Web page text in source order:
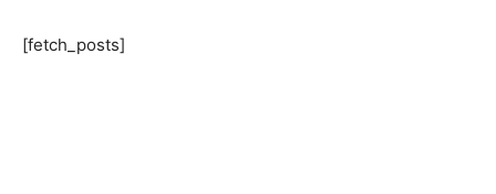
[fetch_posts]